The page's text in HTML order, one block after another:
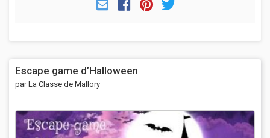
Pinterest
Escape game d’Halloween
par La Classe de Mallory